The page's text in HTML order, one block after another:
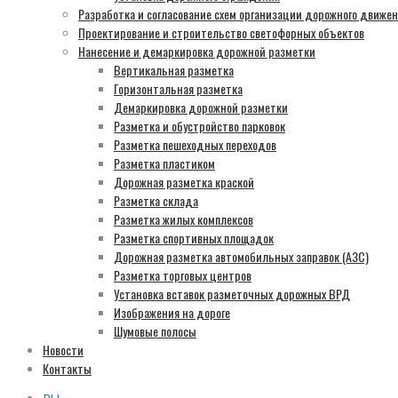
Разработка и согласование схем организации дорожного
Проектирование и строительство светофорных объектов
Нанесение и демаркировка дорожной разметки
Вертикальная разметка
Горизонтальная разметка
Демаркировка дорожной разметки
Разметка и обустройство парковок
Разметка пешеходных переходов
Разметка пластиком
Дорожная разметка краской
Разметка склада
Разметка жилых комплексов
Разметка спортивных площадок
Дорожная разметка автомобильных заправок (АЗС)
Разметка торговых центров
Установка вставок разметочных дорожных ВРД
Изображения на дороге
Шумовые полосы
Новости
Контакты